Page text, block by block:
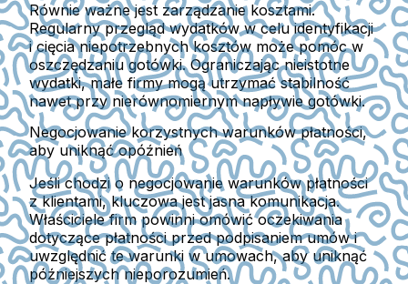
Równie ważne jest zarządzanie kosztami.
Regularny przegląd wydatków w celu identyfikacji
i cięcia niepotrzebnych kosztów może pomóc w
oszczędzaniu gotówki. Ograniczając nieistotne
wydatki, małe firmy mogą utrzymać stabilność
nawet przy nierównomiernym napływie gotówki.
Negocjowanie korzystnych warunków płatności,
aby uniknąć opóźnień
Jeśli chodzi o negocjowanie warunków płatności
z klientami, kluczowa jest jasna komunikacja.
Właściciele firm powinni omówić oczekiwania
dotyczące płatności przed podpisaniem umów i
uwzględnić te warunki w umowach, aby uniknąć
późniejszych nieporozumień.